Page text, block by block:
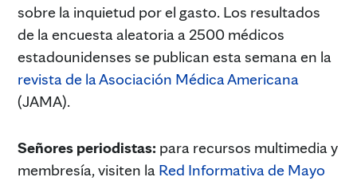
sobre la inquietud por el gasto. Los resultados
de la encuesta aleatoria a 2500 médicos
estadounidenses se publican esta semana en la
revista de la Asociación Médica Americana
(JAMA).
Señores periodistas: para recursos multimedia y
membresía, visiten la Red Informativa de Mayo